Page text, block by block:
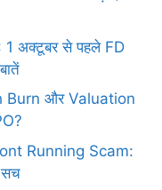
1 अक्टूबर से पहले FD
Burn और Valuation
Running Scam:
सच